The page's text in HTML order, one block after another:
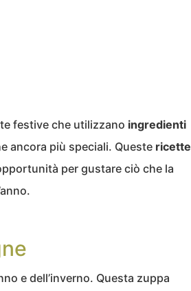
festive che utilizzano ingredienti
ancora più speciali. Queste ricette
per gustare ciò che la
e dell’inverno. Questa zuppa